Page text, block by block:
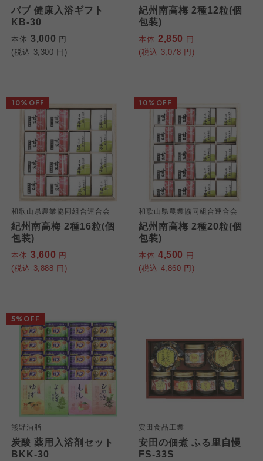
バブ 健康入浴ギフト
KB-30
本体 3,000 円
(税込 3,300 円)
紀州南高梅 2種12粒(個
包装)
本体 2,850 円
(税込 3,078 円)
和歌山県農業協同組合連合会
紀州南高梅 2種16粒(個
包装)
本体 3,600 円
(税込 3,888 円)
10%OFF
和歌山県農業協同組合連合会
紀州南高梅 2種20粒(個
包装)
本体 4,500 円
(税込 4,860 円)
10%OFF
熊野油脂
炭酸 薬用入浴剤セット
BKK-30
5%OFF
安田食品工業
安田の佃煮 ふる里自慢
FS-33S